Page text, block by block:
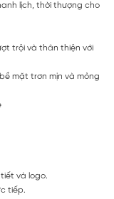
lịch, thời thượng cho
trội và thân thiện với
mặt trơn mịn và mỏng
và logo.
tiếp.